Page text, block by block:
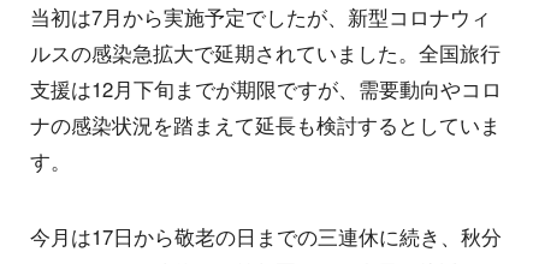
当初は7月から実施予定でしたが、新型コロナウィ
ルスの感染急拡大で延期されていました。全国旅行
支援は12月下旬までが期限ですが、需要動向やコロ
ナの感染状況を踏まえて延長も検討するとしていま
す。
今月は17日から敬老の日までの三連休に続き、秋分